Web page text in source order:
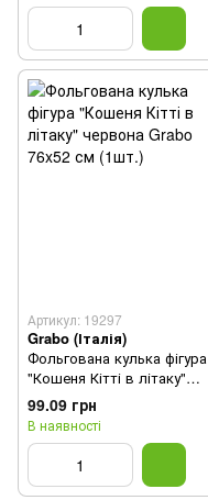
Артикул: 19297
Grabo (Італія)
Фольгована кулька фігура
"Кошеня Кітті в літаку"
червона Grabo 76x52 см
(1шт.)
99.09 грн
В наявності